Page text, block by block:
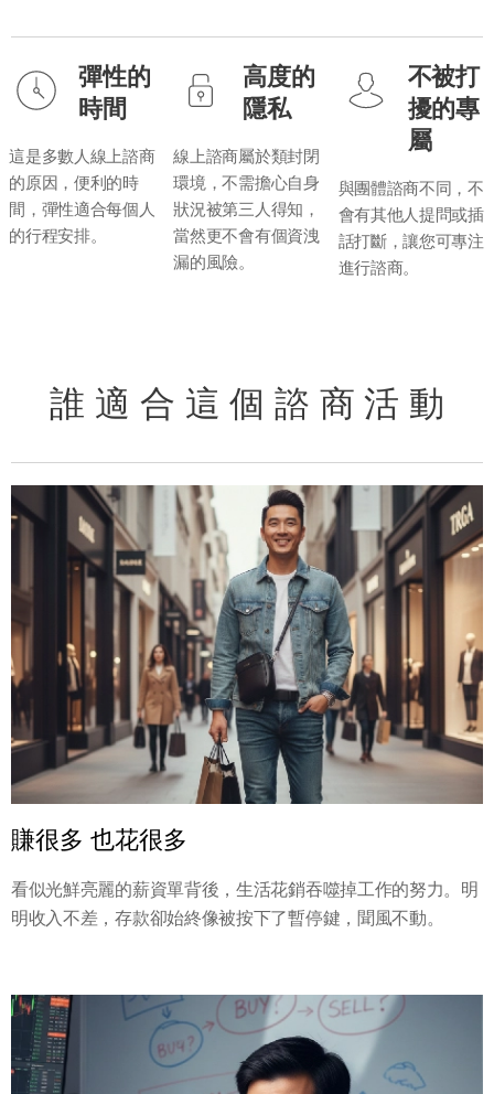
彈性的
時間
這是多數人線上諮商
的原因，便利的時
間，彈性適合每個人
的行程安排。
高度的
隱私
線上諮商屬於類封閉
環境，不需擔心自身
狀況被第三人得知，
當然更不會有個資洩
漏的風險。
不被打
擾的專
屬
與團體諮商不同，不
會有其他人提問或插
話打斷，讓您可專注
進行諮商。
誰 適 合 這 個 諮 商 活 動
賺很多 也花很多
看似光鮮亮麗的薪資單背後，生活花銷吞噬掉工作的努力。明
明收入不差，存款卻始終像被按下了暫停鍵，聞風不動。